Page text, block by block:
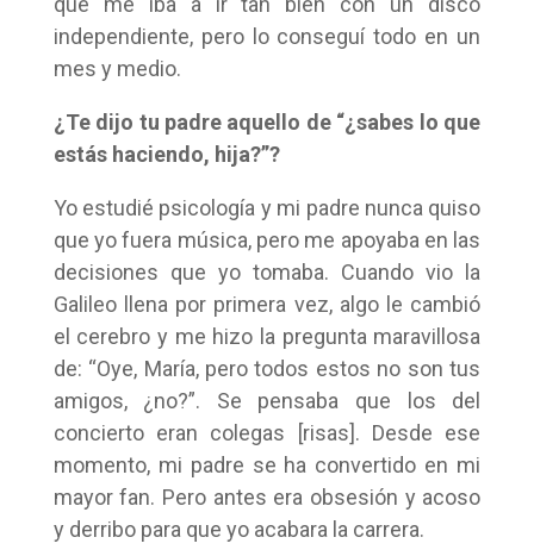
independiente, pero lo conseguí todo en un
mes y medio.
¿Te dijo tu padre aquello de “¿sabes lo que
estás haciendo, hija?”?
Yo estudié psicología y mi padre nunca quiso
que yo fuera música, pero me apoyaba en las
decisiones que yo tomaba. Cuando vio la
Galileo llena por primera vez, algo le cambió
el cerebro y me hizo la pregunta maravillosa
de: “Oye, María, pero todos estos no son tus
amigos, ¿no?”. Se pensaba que los del
concierto eran colegas [risas]. Desde ese
momento, mi padre se ha convertido en mi
mayor fan. Pero antes era obsesión y acoso
y derribo para que yo acabara la carrera.